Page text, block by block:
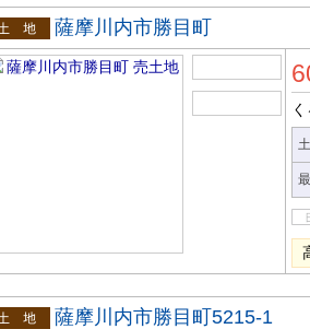
地
薩摩川内市勝目町
薩摩川内市勝目町5215-1